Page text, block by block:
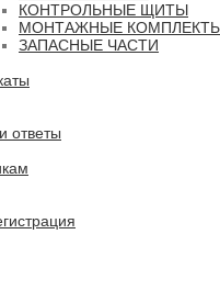
КОНТРОЛЬНЫЕ ЩИТЫ
МОНТАЖНЫЕ
ЗАПАСНЫЕ ЧАСТИ
ответы